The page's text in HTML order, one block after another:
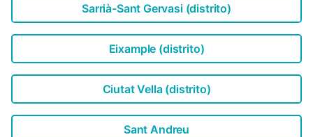
Sarrià-Sant Gervasi (distrito)
Eixample (distrito)
Ciutat Vella (distrito)
Sant Andreu